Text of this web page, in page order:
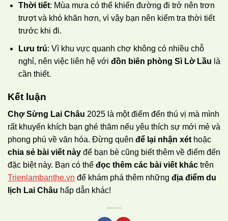
Thời tiết: Mùa mưa có thể khiến đường đi trở nên trơn
trượt và khó khăn hơn, vì vậy bạn nên kiểm tra thời tiết
trước khi đi.
Lưu trú: Vì khu vực quanh chợ không có nhiều chỗ
nghỉ, nên việc liên hệ với đồn biên phòng Sì Lờ Lầu là
cần thiết.
Kết luận
Chợ Sừng Lai Châu 2025 là một điểm đến thú vị mà mình
rất khuyến khích bạn ghé thăm nếu yêu thích sự mới mẻ và
phong phú về văn hóa. Đừng quên để lại nhận xét hoặc
chia sẻ bài viết này để bạn bè cũng biết thêm về điểm đến
đặc biệt này. Bạn có thể đọc thêm các bài viết khác trên
Trienlambanthe.vn để khám phá thêm những địa điểm du
lịch Lai Châu hấp dẫn khác!